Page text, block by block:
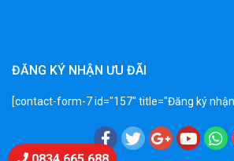
1.250.000 ₫
900.000 ₫
1.250.000 ₫
ĐĂNG KÝ NHẬN ƯU ĐÃI
[contact-form-7 id="157" title="Đăng ký
Chat Zalo